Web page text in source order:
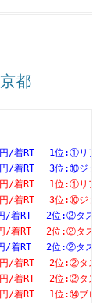
都
円/着RT　 1位
円/着RT　 3位
円/着RT　 1位
円/着RT　 3位
円/着RT　 2位
円/着RT　 2位
円/着RT　 2位
円/着RT　 2位
円/着RT　 2位
円/着RT